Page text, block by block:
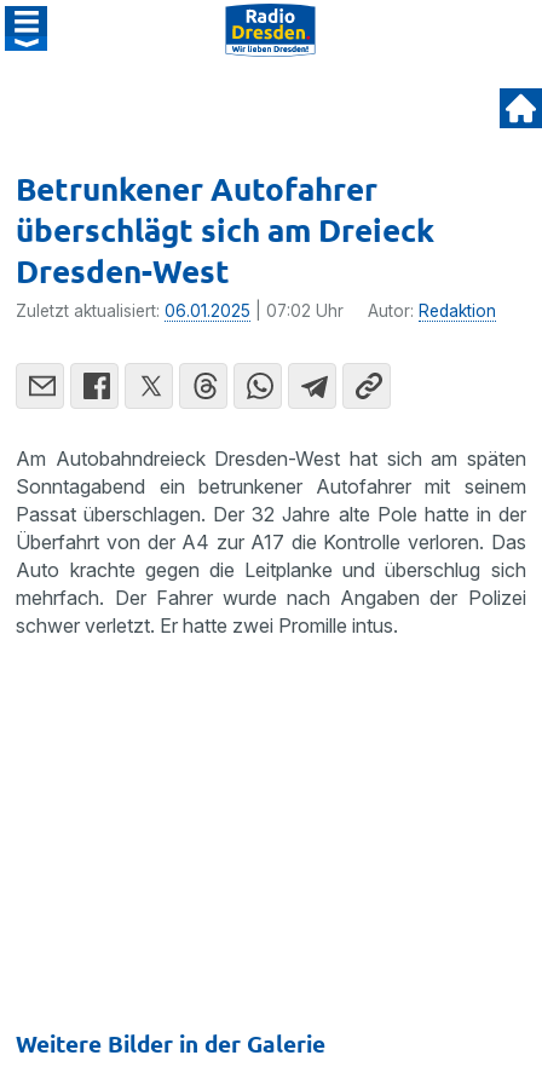
Betrunkener Autofahrer
überschlägt sich am Dreieck
Dresden-West
Zuletzt aktualisiert:06.01.2025 | 07:02 Uhr Autor: Redaktion
Am Autobahndreieck Dresden-West hat sich am späten
Sonntagabend ein betrunkener Autofahrer mit seinem
Passat überschlagen. Der 32 Jahre alte Pole hatte in der
Überfahrt von der A4 zur A17 die Kontrolle verloren. Das
Auto krachte gegen die Leitplanke und überschlug sich
mehrfach. Der Fahrer wurde nach Angaben der Polizei
schwer verletzt. Er hatte zwei Promille intus.
Weitere Bilder in der Galerie